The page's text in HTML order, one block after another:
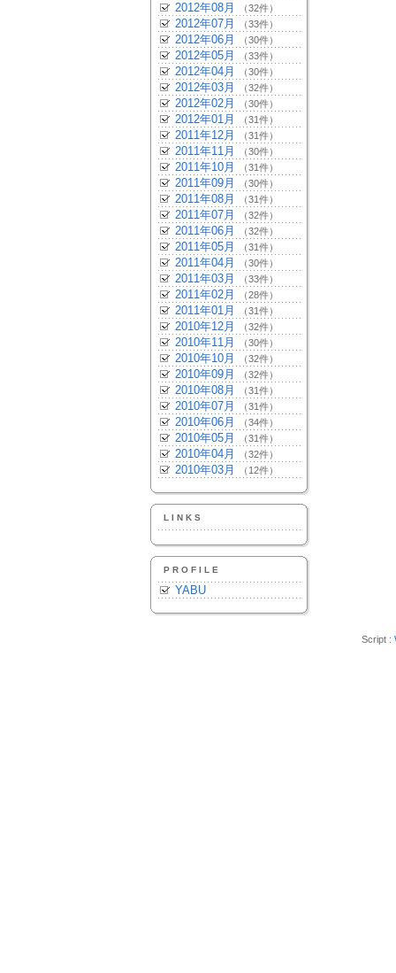
2012年08月 （32件）
2012年07月 （33件）
2012年06月 （30件）
2012年05月 （33件）
2012年04月 （30件）
2012年03月 （32件）
2012年02月 （30件）
2012年01月 （31件）
2011年12月 （31件）
2011年11月 （30件）
2011年10月 （31件）
2011年09月 （30件）
2011年08月 （31件）
2011年07月 （32件）
2011年06月 （32件）
2011年05月 （31件）
2011年04月 （30件）
2011年03月 （33件）
2011年02月 （28件）
2011年01月 （31件）
2010年12月 （32件）
2010年11月 （30件）
2010年10月 （32件）
2010年09月 （32件）
2010年08月 （31件）
2010年07月 （31件）
2010年06月 （34件）
2010年05月 （31件）
2010年04月 （32件）
2010年03月 （12件）
LINKS
PROFILE
YABU
Script :